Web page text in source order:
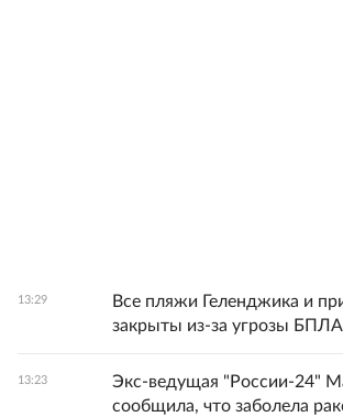
13:29
Все пляжи Геленджика и
закрыты из-за угрозы БПЛА
13:23
Экс-ведущая "России-24"
сообщила, что заболела